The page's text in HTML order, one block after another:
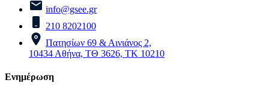
info@gsee.gr
210 8202100
Πατησίων 69 & Αινιάνος 2,
10434 Αθήνα, ΤΘ 3626, ΤΚ 10210
Ενημέρωση